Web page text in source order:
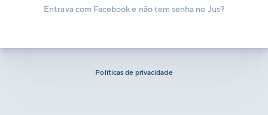
Entrava com Facebook e não tem senha no Jus?
Políticas de privacidade